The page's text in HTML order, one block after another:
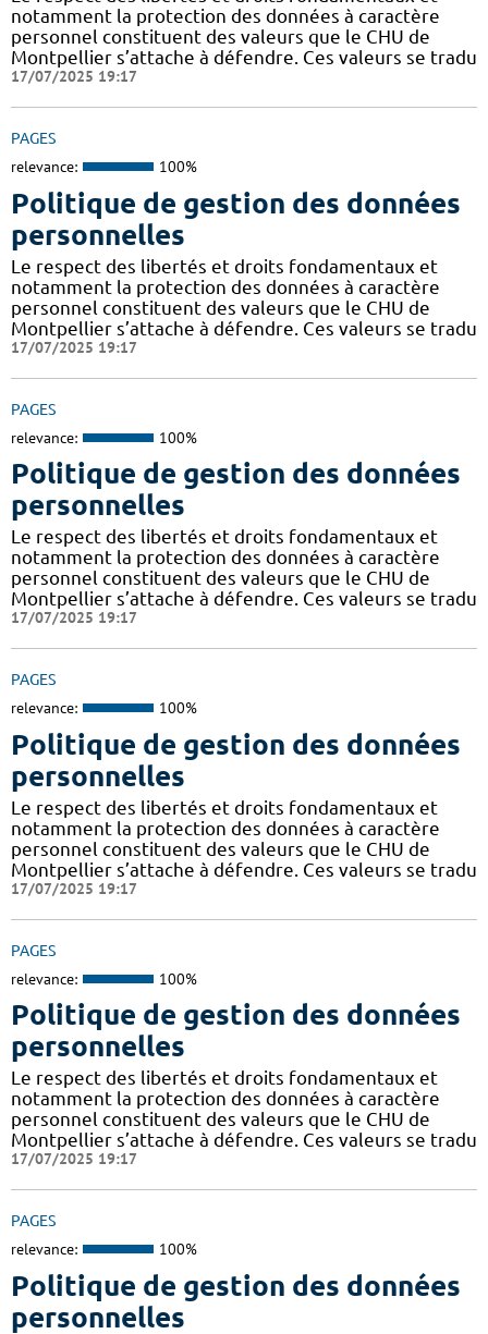
notamment la protection des données à caractère
personnel constituent des valeurs que le CHU de
Montpellier s’attache à défendre. Ces valeurs se tradu
17/07/2025 19:17
PAGES
relevance: 100%
Politique de gestion des données
personnelles
Le respect des libertés et droits fondamentaux et
notamment la protection des données à caractère
personnel constituent des valeurs que le CHU de
Montpellier s’attache à défendre. Ces valeurs se tradu
17/07/2025 19:17
PAGES
relevance: 100%
Politique de gestion des données
personnelles
Le respect des libertés et droits fondamentaux et
notamment la protection des données à caractère
personnel constituent des valeurs que le CHU de
Montpellier s’attache à défendre. Ces valeurs se tradu
17/07/2025 19:17
PAGES
relevance: 100%
Politique de gestion des données
personnelles
Le respect des libertés et droits fondamentaux et
notamment la protection des données à caractère
personnel constituent des valeurs que le CHU de
Montpellier s’attache à défendre. Ces valeurs se tradu
17/07/2025 19:17
PAGES
relevance: 100%
Politique de gestion des données
personnelles
Le respect des libertés et droits fondamentaux et
notamment la protection des données à caractère
personnel constituent des valeurs que le CHU de
Montpellier s’attache à défendre. Ces valeurs se tradu
17/07/2025 19:17
PAGES
relevance: 100%
Politique de gestion des données
personnelles